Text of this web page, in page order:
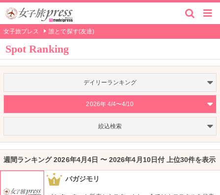
女子旅プレス 誰とで探す(友達)
Spot Ranking
デイリーランキング
2026年 4/4〜4/10
絞込検索
週間ランキング 2026年4月4日 〜 2026年4月10日付 上位30件を表示
1 バガジモリ